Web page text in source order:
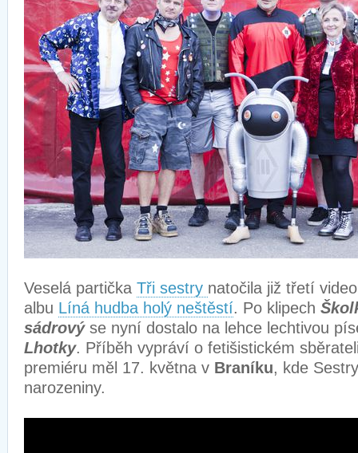
Veselá partička Tři sestry natočila již třetí
albu Líná hudba holý neštěstí. Po klipech
sádrovýse nyní dostalo na lehce lechtivou
Lhotky. Příběh vypráví o fetišistickém
premiéru měl 17. května v Braníku, kde
narozeniny.